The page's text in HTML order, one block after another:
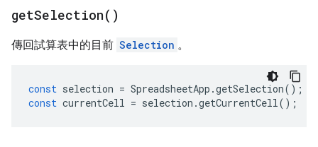
getSelection( )
傳回試算表中的目前 Selection 。
const selection = SpreadsheetApp .getSelection();
const currentCell = selection .getCurrentCell();